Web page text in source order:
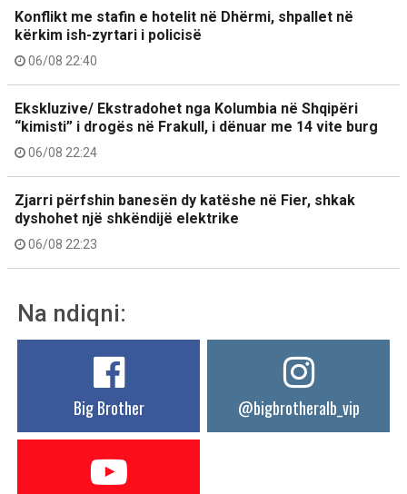
Konflikt me stafin e hotelit në Dhërmi, shpallet në
kërkim ish-zyrtari i policisë
06/08 22:40
Ekskluzive/ Ekstradohet nga Kolumbia në Shqipëri
“kimisti” i drogës në Frakull, i dënuar me 14 vite burg
06/08 22:24
Zjarri përfshin banesën dy katëshe në Fier, shkak
dyshohet një shkëndijë elektrike
06/08 22:23
Na ndiqni:
Big Brother @bigbrotheralb_vip